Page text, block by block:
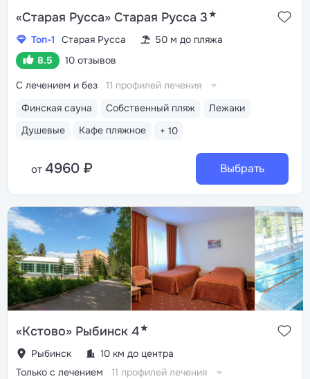
«Старая Русса» Старая Русса 3★
Топ-1 Старая Русса
50 м до пляжа
8.5
10 отзывов
Финская сауна Собственный пляж
Лежаки
Душевые
Кафе пляжное + 10
С лечением и без 11 профилей лечения
от 4960 ₽ Выбрать
«Кстово» Рыбинск 4★
Рыбинск 10 км до центра
Только с лечением 11 профилей лечения